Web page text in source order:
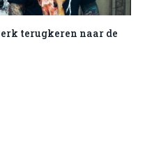
terugkeren naar de